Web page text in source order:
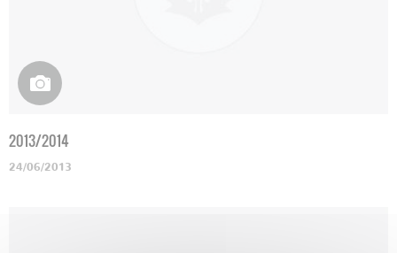
2013/2014
24/06/2013